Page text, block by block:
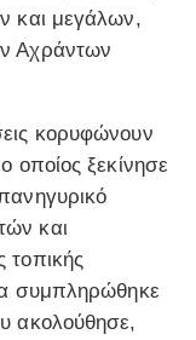
και μεγάλων,
Αχράντων
κορυφώνουν
οποίος ξεκίνησε
και
τοπικής
συμπληρώθηκε
ακολούθησε,